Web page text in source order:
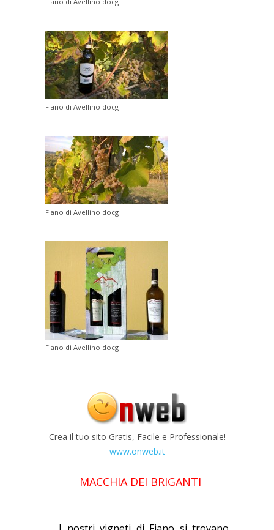
Fiano di Avellino docg
Fiano di Avellino docg
Fiano di Avellino docg
Crea il tuo sito Gratis, Facile e Professionale!
www.onweb.it
MACCHIA DEI BRIGANTI